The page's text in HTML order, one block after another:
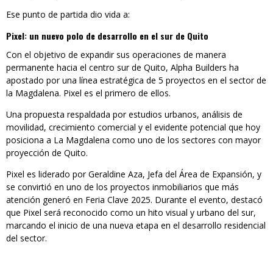
Ese punto de partida dio vida a:
Pixel: un nuevo polo de desarrollo en el sur de Quito
Con el objetivo de expandir sus operaciones de manera
permanente hacia el centro sur de Quito, Alpha Builders ha
apostado por una línea estratégica de 5 proyectos en el sector de
la Magdalena. Pixel es el primero de ellos.
Una propuesta respaldada por estudios urbanos, análisis de
movilidad, crecimiento comercial y el evidente potencial que hoy
posiciona a La Magdalena como uno de los sectores con mayor
proyección de Quito.
Pixel es liderado por Geraldine Aza, Jefa del Área de Expansión, y
se convirtió en uno de los proyectos inmobiliarios que más
atención generó en Feria Clave 2025. Durante el evento, destacó
que Pixel será reconocido como un hito visual y urbano del sur,
marcando el inicio de una nueva etapa en el desarrollo residencial
del sector.